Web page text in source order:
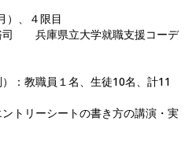
）、４限目
兵庫県立大学就職支援コーデ
教職員１名、生徒10名、計11
リーシートの書き方の講演・実